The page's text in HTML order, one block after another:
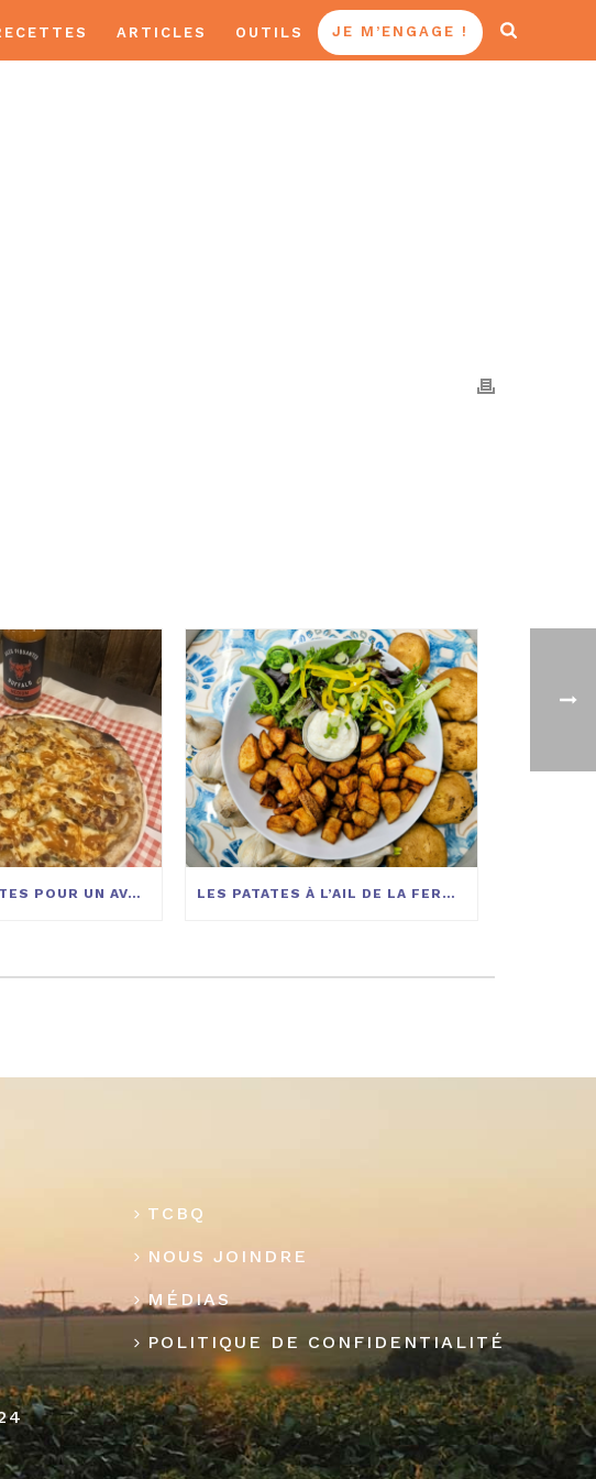
ARTICLES OUTILS JE M’ENGAGE !
3 IDÉES RECETTES POUR UN AVANT-MATCH MIAM LES PATATES À L’AIL DE LA FERME LES COULEURS DE LA TERRE
TCBQ
NOUS JOINDRE
MÉDIAS
POLITIQUE DE CONFIDENTIALITÉ